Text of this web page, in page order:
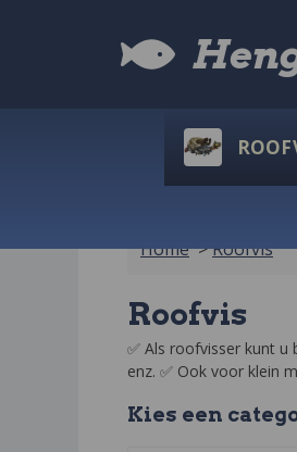
Home>Roofvis
Roofvis
✅ Als roofvisser kunt
enz. ✅ Ook voor klein
Kies een